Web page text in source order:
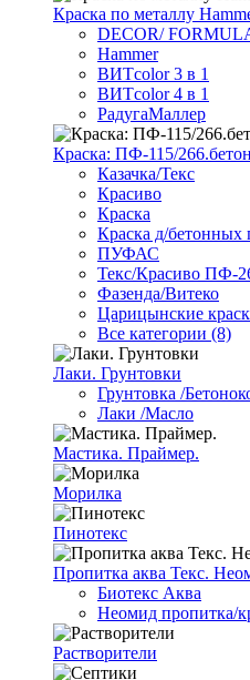
Краска по металлу
DECOR/
Hammer
ВИТcolor 3 в 1
ВИТcolor 4 в 1
РадугаМаллер
Краска: ПФ-115/
Казачка/Текс
Красиво
Краска
Краска д/бетонных
ПУФАС
Текс/Красиво ПФ-
Фазенда/Витеко
Царицынские
Все категории (8)
Лаки. Грунтовки
Грунтовка /
Лаки /Масло
Мастика. Праймер.
Морилка
Пинотекс
Пропитка аква Текс.
Биотекс Аква
Неомид пропитка/
Растворители